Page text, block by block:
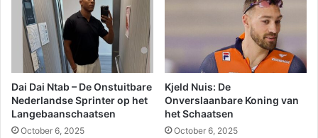
Dai Dai Ntab – De Onstuitbare
Nederlandse Sprinter op het
Langebaanschaatsen
October 6, 2025
Kjeld Nuis: De
Onverslaanbare Koning van
het Schaatsen
October 6, 2025